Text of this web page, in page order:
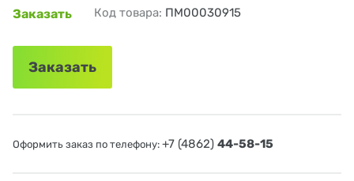
Заказать Код товара: ПМ00030915
Заказать
Оформить заказ по телефону: +7 (4862) 44-58-15